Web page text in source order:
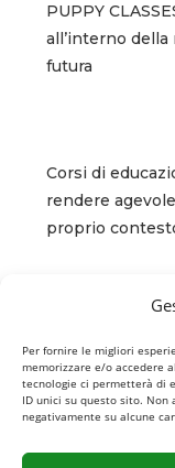
Per fornire le migliori
memorizzare e/o accedere
tecnologie ci permetterà di
ID unici su questo sito.
negativamente su alcune
PUPPY
all’interno della
futura
Corsi di
rendere
proprio